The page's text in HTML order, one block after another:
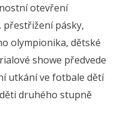
otevření
přestřižení pásky,
olympionika, dětské
showe předvede
utkání ve fotbale dětí
druhého stupně